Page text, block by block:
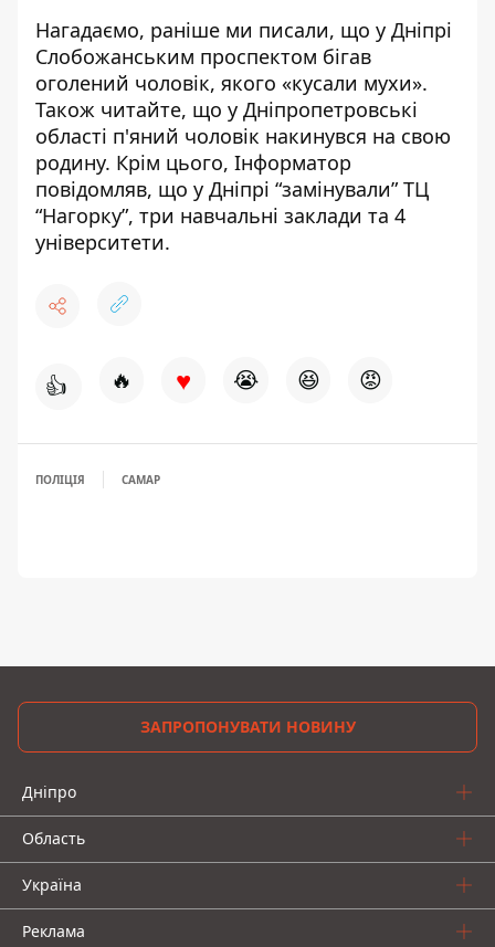
Нагадаємо, раніше ми писали, що у Дніпрі
Слобожанським проспектом бігав
оголений чоловік, якого «кусали мухи».
Також читайте, що у Дніпропетровські
області п'яний чоловік накинувся на свою
родину. Крім цього, Інформатор
повідомляв, що у Дніпрі “замінували” ТЦ
“Нагорку”, три навчальні заклади та 4
університети.
👍 🔥 ♥ 😭 😆 😡
ПОЛІЦІЯ САМАР
ЗАПРОПОНУВАТИ НОВИНУ
Дніпро
Область
Україна
Реклама